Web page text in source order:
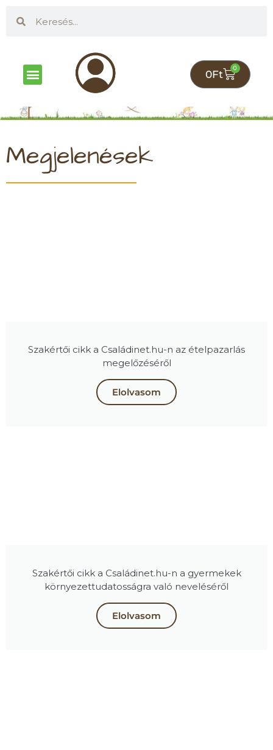
0Ft 0
Megjelenések
Szakértői cikk a Családinet.hu-n az ételpazarlás
megelőzéséről
Elolvasom
Szakértői cikk a Családinet.hu-n a gyermekek
környezettudatosságra való neveléséről
Elolvasom